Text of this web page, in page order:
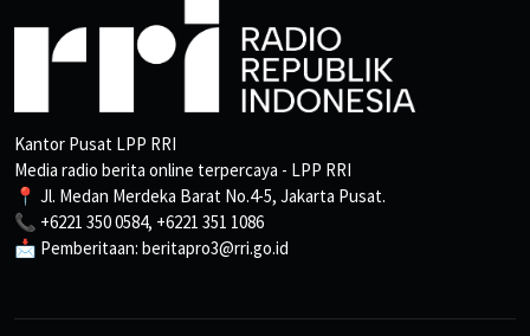
Kantor Pusat LPP RRI
Media radio berita online terpercaya - LPP RRI
📍 Jl. Medan Merdeka Barat No.4-5, Jakarta Pusat.
📞 +6221 350 0584, +6221 351 1086
📩 Pemberitaan: beritapro3@rri.go.id